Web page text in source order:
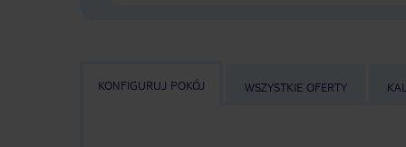
KONFIGURUJ POKÓJ WSZYSTKIE OFERTY